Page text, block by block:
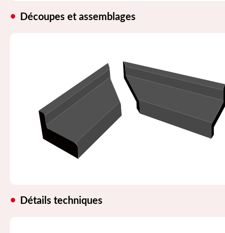
Découpes et assemblages
Détails techniques